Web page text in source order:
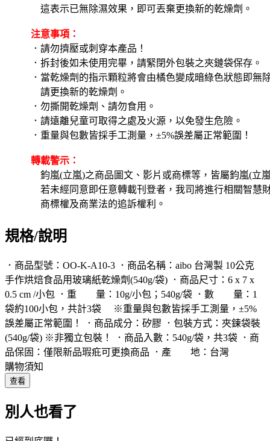
這表示已無除濕效果，即可丟棄更換新的乾燥劑。
注意事項：
．請勿擠壓或刺穿本產品！
．拆封後如未使用完畢，請緊閉外包裝之夾鏈袋保存。
．當乾燥劑的指示顆粒將會由橘色變成暗綠色狀態即無
請更換新的乾燥劑。
．勿撕開乾燥劑、請勿食用。
．請遠離兒童可取得之處及火源，以免發生危險。
．重量與包數皆採手工測量，±5%誤差屬正常範圍！
轉載警示：
鈞嵐(立嵐)之商品圖文、影片或商標等，皆屬鈞嵐(立
若未經同意即任意轉載刊登者，我司將進行相關智慧
商標權及商業法的追訴權利。
規格/說明
．商品型號：OO-K-A10-3 ．商品名稱：aibo 台灣製 10公克
手作烘焙食品用玻璃紙乾燥劑(540g/袋) ．商品尺寸：6 x 7 x
0.5 cm /小包 ．重 量：10g/小包；540g/袋 ．數 量：1
袋約100小包，共計3袋 ※重量與包數皆採手工測量，±5%
誤差屬正常範圍！ ．商品成分：矽膠 ．包裝方式：夾鍊袋裝
(540g/袋) ※非獨立包裝！ ．商品入數：540g/袋，共3袋 ．商
品保固：僅限新品瑕疪可更換商品 ．產 地：台灣
購物須知
查看
別人也看了